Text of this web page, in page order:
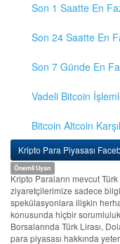
Son 1 Saatte En
Son 24 Saatte En
Son 7 Günde En
Vadeli Bitcoin
Bitcoin Altcoin
Kripto Para Piyasası
Önemli Uyarı
Kripto Paraların mevcut
ziyaretçilerimize sadece
spekülasyonlara ilişkin
konusunda hiçbir
Borsalarında Türk Lirası,
para piyasası hakkında